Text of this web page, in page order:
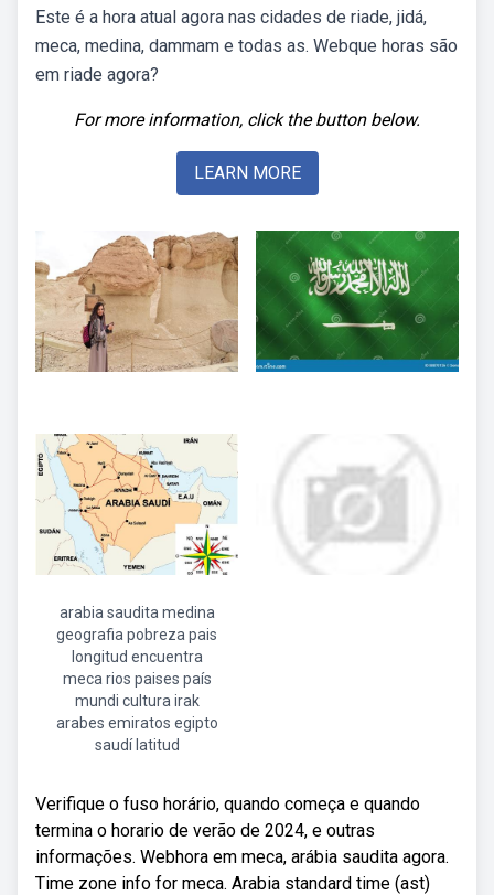
Este é a hora atual agora nas cidades de riade, jidá,
meca, medina, dammam e todas as. Webque horas são
em riade agora?
For more information, click the button below.
LEARN MORE
arabia saudita medina
geografia pobreza pais
longitud encuentra
meca rios paises país
mundi cultura irak
arabes emiratos egipto
saudí latitud
Verifique o fuso horário, quando começa e quando
termina o horario de verão de 2024, e outras
informações. Webhora em meca, arábia saudita agora.
Time zone info for meca. Arabia standard time (ast)